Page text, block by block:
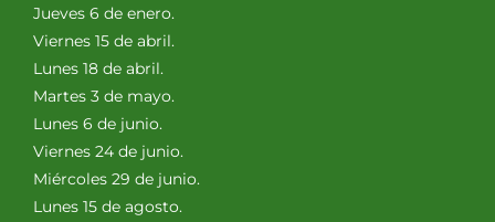
Jueves 6 de enero.
Viernes 15 de abril.
Lunes 18 de abril.
Martes 3 de mayo.
Lunes 6 de junio.
Viernes 24 de junio.
Miércoles 29 de junio.
Lunes 15 de agosto.